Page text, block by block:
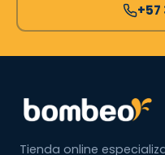
+57
Tienda online